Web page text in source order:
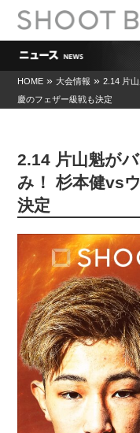
HOME »大会情報 »2.14 片
慶のフェザー級戦も決定
2.14 片山魁が
み！ 杉本健vs
決定